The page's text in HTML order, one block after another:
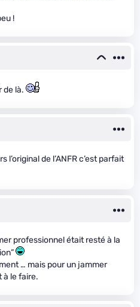
!
de là.
l’original de l’ANFR c’est parfait
professionnel était resté à la
… mais pour un jammer
à le faire.